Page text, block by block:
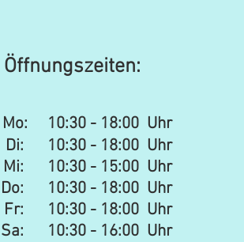
Öffnungszeiten:
Mo: 10:30 - 18:00 Uhr
Di: 10:30 - 18:00 Uhr
Mi: 10:30 - 15:00 Uhr​​
10:30 - 18:00 Uhr
Fr: 10:30 - 18:00 Uhr
Sa: 10:30 - 16:00 Uhr